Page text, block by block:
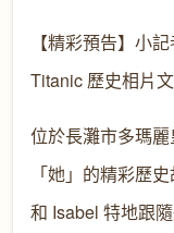
【精彩預告】小
Titanic 歷史相片
位於長灘市多瑪
「她」的精彩歷
和 Isabel 特地跟